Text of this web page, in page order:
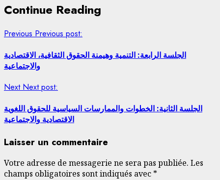
Continue Reading
Previous Previous post:
الجلسة الرابعة: التنمية وهيمنة الحقوق الثقافية، الاقتصادية
والاجتماعية
Next Next post:
الجلسة الثانية: الخطوات والممارسات السياسية للحقوق اللغوية
الاقتصادية والاجتماعية
Laisser un commentaire
Votre adresse de messagerie ne sera pas publiée. Les
champs obligatoires sont indiqués avec *